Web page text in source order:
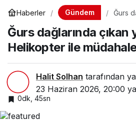
Haberler Gündem
Ğurs
Ğurs dağlarında çıkan
Helikopter ile
Halit Solhan tarafından
23 Haziran 2026, 20:00
0dk, 45sn